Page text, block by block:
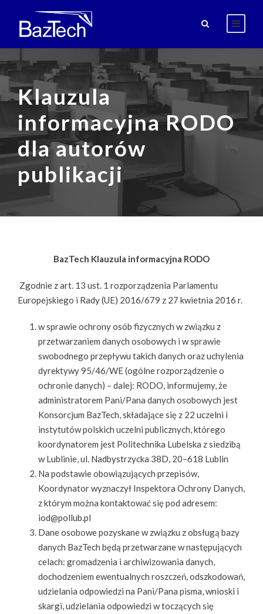
Klauzula
informacyjna RODO
dla autorów
publikacji
BazTech Klauzula informacyjna RODO
Zgodnie z art. 13 ust. 1 rozporządzenia Parlamentu
Europejskiego i Rady (UE) 2016/679 z 27 kwietnia 2016 r.
w sprawie ochrony osób fizycznych w związku z
przetwarzaniem danych osobowych i w sprawie
swobodnego przepływu takich danych oraz uchylenia
dyrektywy 95/46/WE (ogólne rozporządzenie o
ochronie danych) – dalej: RODO, informujemy, że
administratorem Pani/Pana danych osobowych jest
Konsorcjum BazTech, składające się z 22 uczelni i
instytutów polskich uczelni publicznych, którego
koordynatorem jest Politechnika Lubelska z siedzibą
w Lublinie, ul. Nadbystrzycka 38D, 20–618 Lublin
Na podstawie obowiązujących przepisów,
Koordynator wyznaczył Inspektora Ochrony Danych,
z którym można kontaktować się pod adresem:
iod@pollub.pl
Dane osobowe pozyskane w związku z obsługą bazy
danych BazTech będą przetwarzane w następujących
celach: gromadzenia i archiwizowania danych,
dochodzeniem ewentualnych roszczeń, odszkodowań,
udzielania odpowiedzi na Pani/Pana pisma, wnioski i
skargi, udzielania odpowiedzi w toczących się